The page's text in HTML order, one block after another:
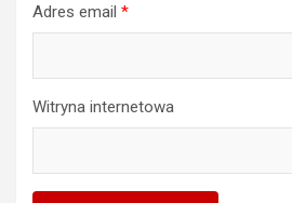
Adres email *
Witryna internetowa